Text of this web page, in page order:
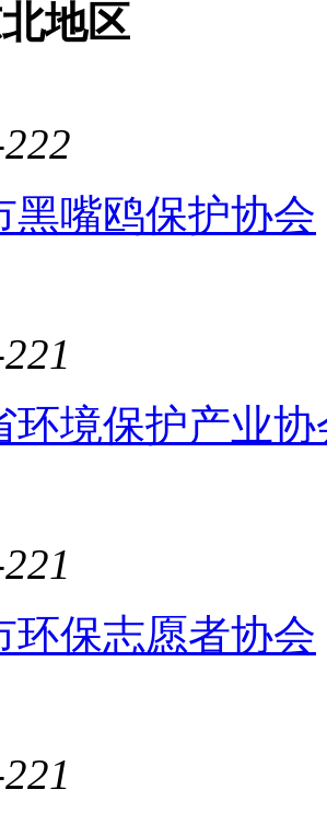
地区
2
黑嘴鸥保护协会
1
环境保护产业协
1
环保志愿者协会
1